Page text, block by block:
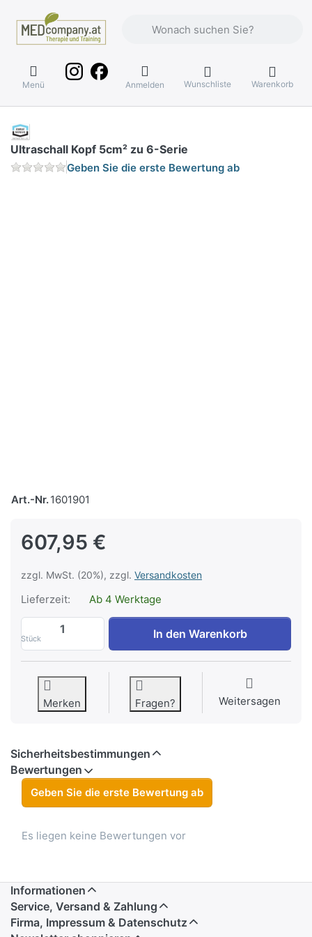
Menü Anmelden Wunschliste Warenkorb
Ultraschall Kopf 5cm² zu 6-Serie
Geben Sie die erste Bewertung ab
Art.-Nr.1601901
607,95 €
zzgl. MwSt. (20%), zzgl. Versandkosten
Lieferzeit: Ab 4 Werktage
Stück
Ultraschall Kopf 5cm² zu 6-Serie zu
In den Warenkorb
Merken Fragen? Weitersagen
Sicherheitsbestimmungen
Bewertungen
Geben Sie die erste Bewertung ab
Es liegen keine Bewertungen vor
Informationen
Service, Versand & Zahlung
Firma, Impressum & Datenschutz